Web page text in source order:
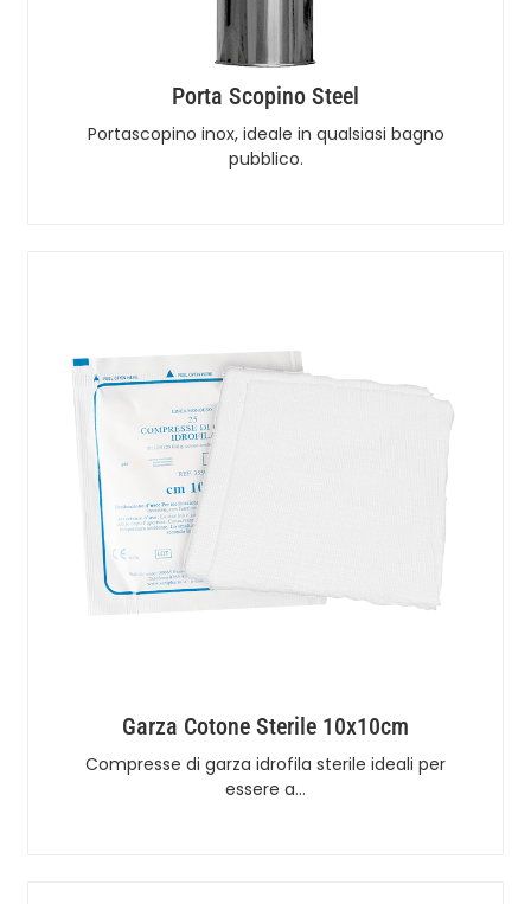
Porta Scopino Steel
Portascopino inox, ideale in qualsiasi bagno
pubblico.
Garza Cotone Sterile 10x10cm
Compresse di garza idrofila sterile ideali per
essere a…